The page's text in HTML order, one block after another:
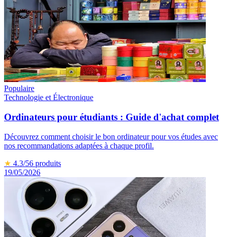
Populaire
Technologie et Électronique
Ordinateurs pour étudiants : Guide d'achat complet
Découvrez comment choisir le bon ordinateur pour vos études avec
nos recommandations adaptées à chaque profil.
★ 4.3/56 produits
19/05/2026